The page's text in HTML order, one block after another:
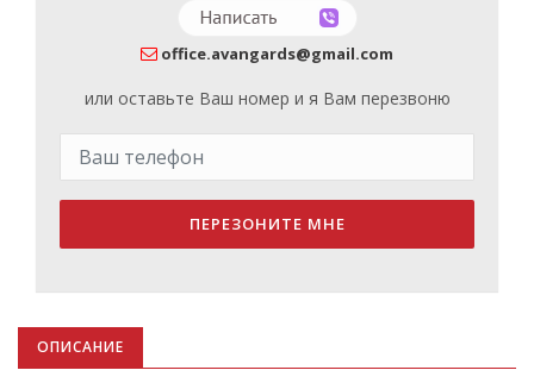
office.avangards@gmail.com
или оставьте Ваш номер и я Вам перезвоню
ПЕРЕЗОНИТЕ МНЕ
ОПИСАНИЕ